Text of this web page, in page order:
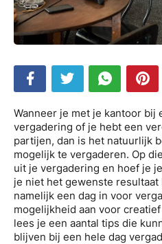
Wanneer je met je kantoor bij
vergadering of je hebt een
partijen, dan is het natuurlijk
mogelijk te vergaderen. Op
uit je vergadering en hoef je
je niet het gewenste
namelijk een dag in voor
mogelijkheid aan voor
lees je een aantal tips die
blijven bij een hele dag